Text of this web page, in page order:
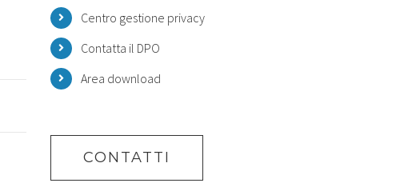
Centro gestione privacy
Contatta il DPO
Area download
CONTATTI